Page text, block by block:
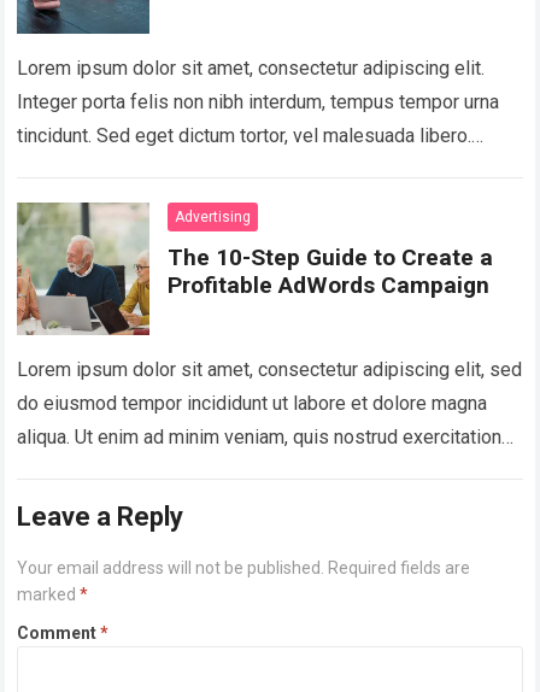
Lorem ipsum dolor sit amet, consectetur adipiscing elit.
Integer porta felis non nibh interdum, tempus tempor urna
tincidunt. Sed eget dictum tortor, vel malesuada libero.
Advertising
The 10-Step Guide to Create a
Profitable AdWords Campaign
Lorem ipsum dolor sit amet, consectetur adipiscing elit, sed
do eiusmod tempor incididunt ut labore et dolore magna
aliqua. Ut enim ad minim veniam, quis nostrud exercitation
Leave a Reply
Your email address will not be published.
Required fields are
marked*
Comment*